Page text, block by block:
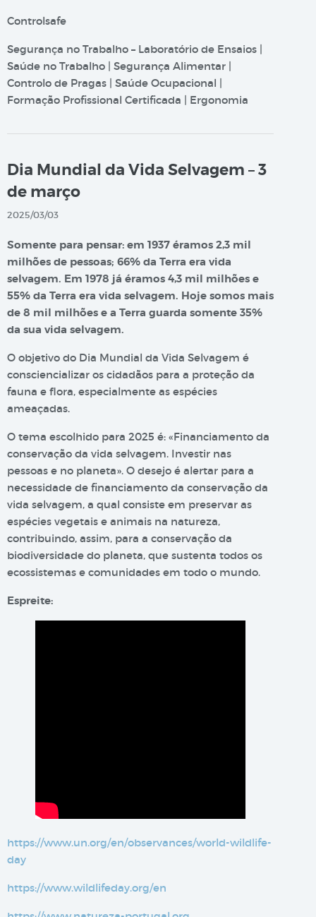
Controlsafe
Segurança no Trabalho – Laboratório de Ensaios |
Saúde no Trabalho | Segurança Alimentar |
Controlo de Pragas | Saúde Ocupacional |
Formação Profissional Certificada | Ergonomia
Dia Mundial da Vida Selvagem – 3
de março
2025/03/03
Somente para pensar: em 1937 éramos 2,3 mil
milhões de pessoas; 66% da Terra era vida
selvagem. Em 1978 já éramos 4,3 mil milhões e
55% da Terra era vida selvagem. Hoje somos mais
de 8 mil milhões e a Terra guarda somente 35%
da sua vida selvagem.
O objetivo do Dia Mundial da Vida Selvagem é
consciencializar os cidadãos para a proteção da
fauna e flora, especialmente as espécies
ameaçadas.
O tema escolhido para 2025 é: «Financiamento da
conservação da vida selvagem. Investir nas
pessoas e no planeta». O desejo é alertar para a
necessidade de financiamento da conservação da
vida selvagem, a qual consiste em preservar as
espécies vegetais e animais na natureza,
contribuindo, assim, para a conservação da
biodiversidade do planeta, que sustenta todos os
ecossistemas e comunidades em todo o mundo.
Espreite:
https://www.un.org/en/observances/world-wildlife-
day
https://www.wildlifeday.org/en